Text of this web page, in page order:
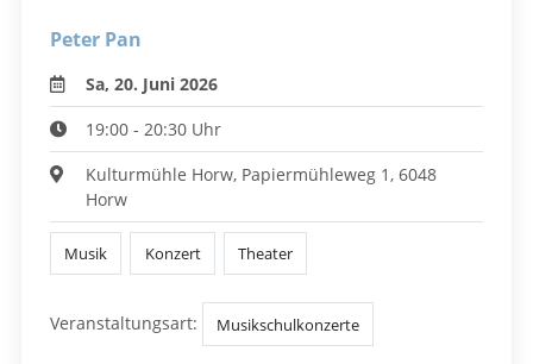
Peter Pan
Sa, 20. Juni 2026
19:00 - 20:30 Uhr
Kulturmühle Horw, Papiermühleweg 1, 6048
Horw
Musik Konzert Theater
Veranstaltungsart: Musikschulkonzerte